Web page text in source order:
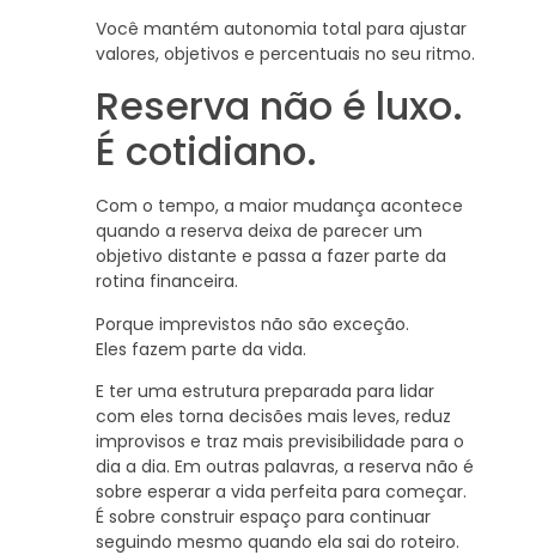
Você mantém autonomia total para ajustar
valores, objetivos e percentuais no seu ritmo.
Reserva não é luxo.
É cotidiano.
Com o tempo, a maior mudança acontece
quando a reserva deixa de parecer um
objetivo distante e passa a fazer parte da
rotina financeira.
Porque imprevistos não são exceção.
Eles fazem parte da vida.
E ter uma estrutura preparada para lidar
com eles torna decisões mais leves, reduz
improvisos e traz mais previsibilidade para o
dia a dia. Em outras palavras, a reserva não é
sobre esperar a vida perfeita para começar.
É sobre construir espaço para continuar
seguindo mesmo quando ela sai do roteiro.